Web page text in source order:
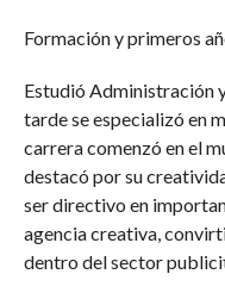
Formación y primeros
Estudió Administración
tarde se especializó en
carrera comenzó en el
destacó por su
ser directivo en
agencia creativa,
dentro del sector